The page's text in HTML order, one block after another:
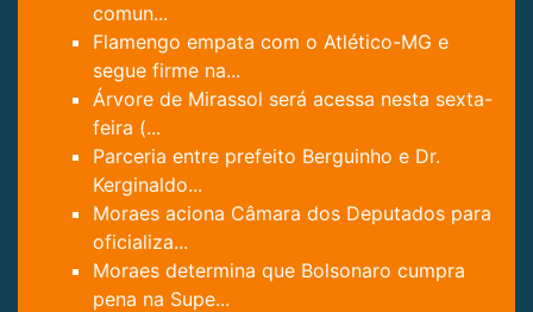
comun...
Flamengo empata com o Atlético-MG e
segue firme na...
Árvore de Mirassol será acessa nesta sexta-
feira (...
Parceria entre prefeito Berguinho e Dr.
Kerginaldo...
Moraes aciona Câmara dos Deputados para
oficializa...
Moraes determina que Bolsonaro cumpra
pena na Supe...